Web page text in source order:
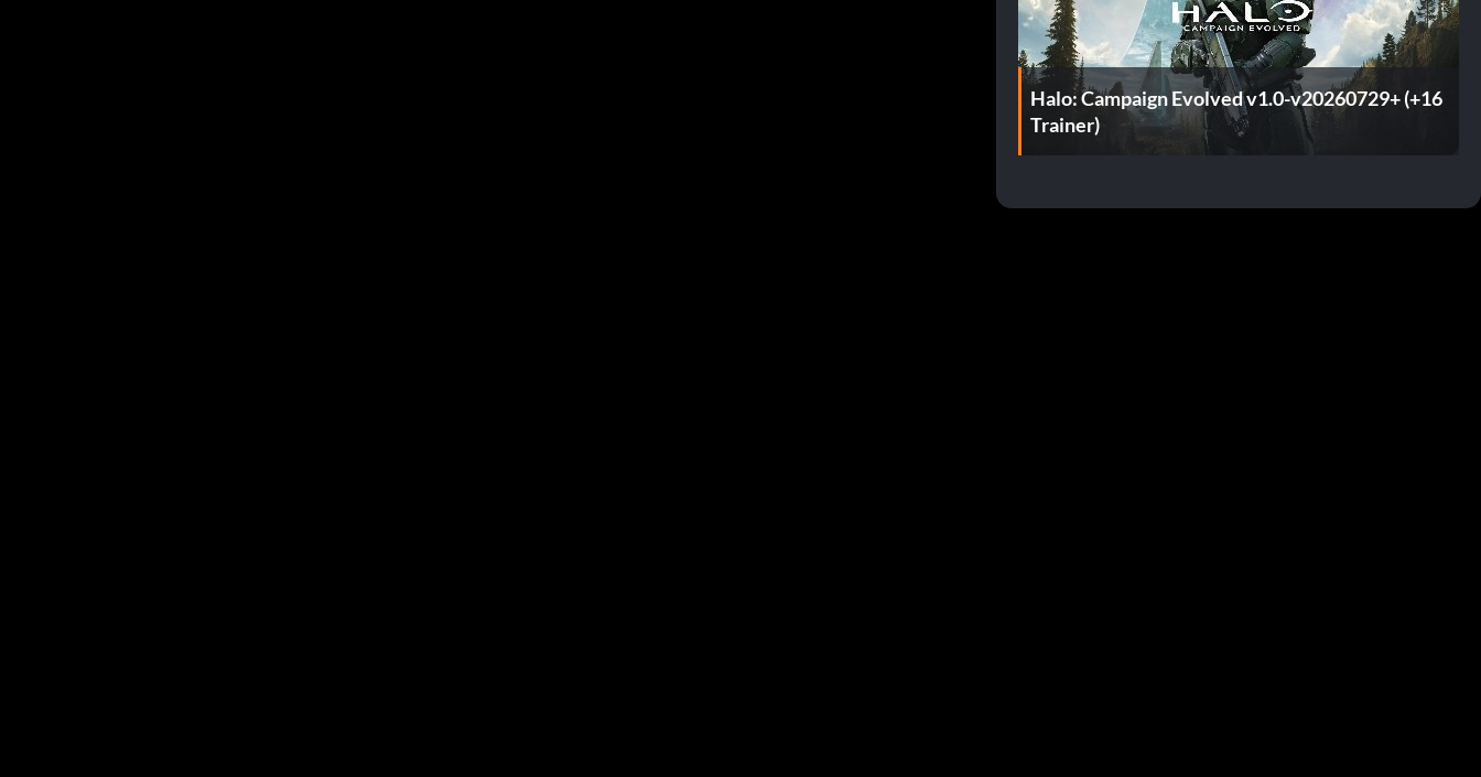
Halo: Campaign Evolved v1.0-v20260729+ (+16
Trainer)